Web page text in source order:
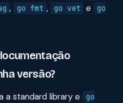
, go fmt , go vet e go
versão?
a standard library e go